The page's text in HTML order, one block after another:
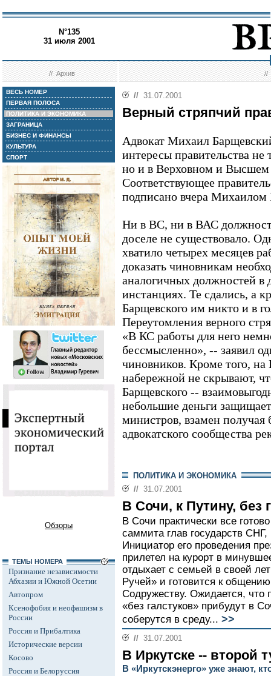
N°135
31 июля 2001
//Архив //
ВЕСЬ НОМЕР
ПЕРВАЯ ПОЛОСА
ПОЛИТИКА И ЭКОНОМИКА
ЗАГРАНИЦА
БИЗНЕС И ФИНАНСЫ
КУЛЬТУРА
СПОРТ
Обзоры
ТЕМЫ НОМЕРА
Признание независимости
Абхазии и Южной Осетии
Автопром
Ксенофобия и неофашизм в
России
Россия и Прибалтика
Исторические версии
Косово
Россия и Белоруссия
// 31.07.2001
Верный стряпчий
Адвокат Михаил
интересы правительства
но и в Верховном и Высшем
Соответствующее
подписано вчера Михаилом
Ни в ВС, ни в ВАС
доселе не существовало.
хватило четырех месяцев
доказать чиновникам
аналогичных должностей в
инстанциях. Те сдались, а
Барщевского им никто и в
Переутомления верного
«В КС работы для него
бессмысленно», -- заявил
чиновников. Кроме того, на
набережной не скрывают,
Барщевского --
небольшие деньги
министров, взамен получая
адвокатского сообщества
ПОЛИТИКА И ЭКОНОМИКА
// 31.07.2001
В Сочи, к Путину, без
В Сочи практически все
саммита глав государств
Инициатор его проведения
прилетел на курорт в
отдыхает с семьей в своей
Ручей» и готовится к
Содружеству. Ожидается, что
«без галстуков» прибудут в
соберутся в среду... >>
// 31.07.2001
В Иркутске -- второй
В «Иркутскэнерго» уже знают,